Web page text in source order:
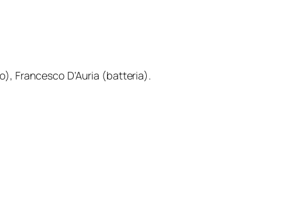
Francesco D’Auria (batteria).